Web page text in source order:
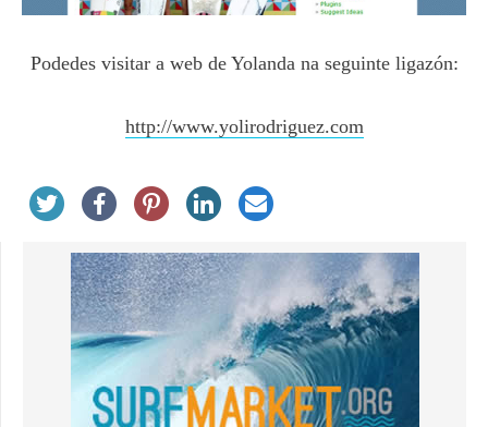
Podedes visitar a web de Yolanda na seguinte ligazón:
http://www.yolirodriguez.com